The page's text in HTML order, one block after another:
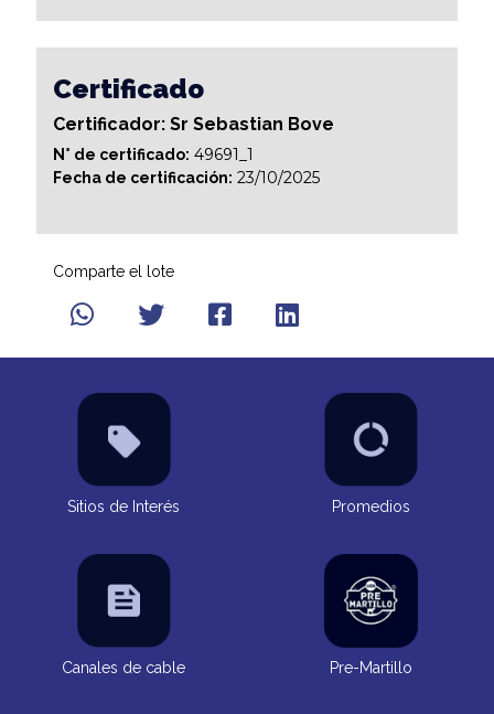
Certificado
Certificador: Sr Sebastian Bove
N° de certificado: 49691_1
Fecha de certificación: 23/10/2025
Comparte el lote
Sitios de Interés Promedios
Canales de cable Pre-Martillo